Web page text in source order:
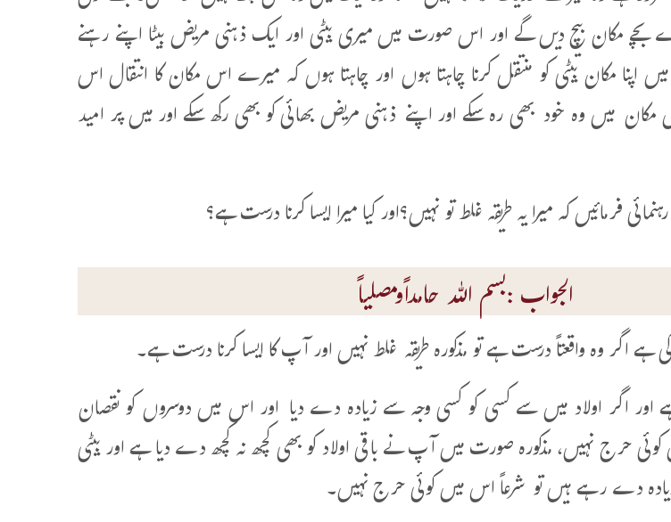
بچے مکان بیچ دیں گے اور اس صورت میں میری بیٹی اور ایک ذہنی مریض بیٹا اپنے رہنے
اپنا مکان بیٹی کو منتقل کرنا چاہتا ہوں اور چاہتا ہوں کہ میرے اس مکان کا انتقال اس
میں وہ خود بھی رہ سکے اور اپنے ذہنی مریض بھائی کو بھی رکھ سکے اور میں پر امید
فرمائیں کہ میرا یہ طریقہ غلط تو نہیں؟اور کیا میرا ایسا کرنا درست ہے؟
الجواب :بسم اللہ حامداًومصلیاً
وہ واقعتاً درست ہے تو مذکورہ طریقہ غلط نہیں اور آپ کا ایسا کرنا درست ہے۔
اور اگر اولاد میں سے کسی کو کسی وجہ سے زیادہ دے دیا اور اس میں دوسروں کو نقصان
کوئی حرج نہیں، مذکورہ صورت میں آپ نے باقی اولاد کو بھی کچھ نہ کچھ دے دیا ہے اور بیٹی
دے رہے ہیں تو شرعاً اس میں کوئی حرج نہیں۔